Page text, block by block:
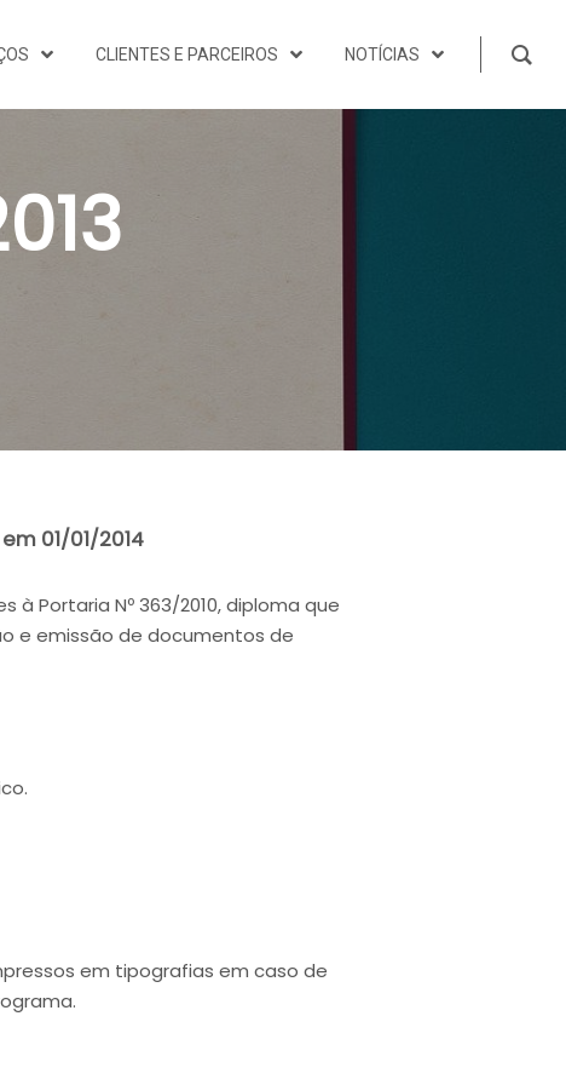
CLIENTES E PARCEIROS NOTÍCIAS
01/01/2014
Portaria Nº 363/2010, diploma que
e emissão de documentos de
em tipografias em caso de